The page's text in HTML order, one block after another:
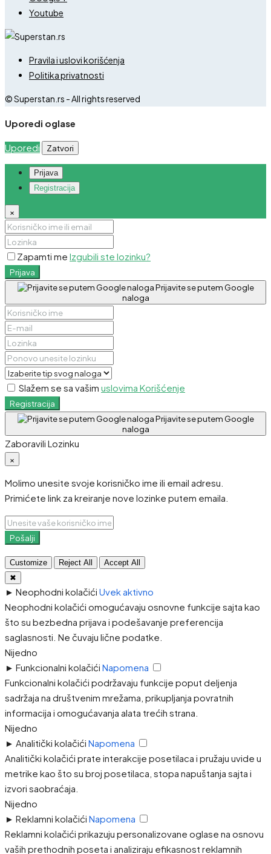
Youtube
Pravila i uslovi korišćenja
Politika privatnosti
© Superstan.rs - All rights reserved
Uporedi oglase
Uporedi Zatvori
Prijava
Registracija
×
Zapamti me Izgubili ste lozinku?
Prijava
Prijavite se putem Google
naloga
Slažem se sa vašim uslovima Korišćenje
Registracija
Prijavite se putem Google
naloga
Zaboravili Lozinku
×
Molimo unesite svoje korisničko ime ili email adresu.
Primićete link za kreiranje nove lozinke putem emaila.
Pošalji
Customize Reject All
Accept All
✖
► Neophodni kolačići Uvek aktivno
Neophodni kolačići omogućavaju osnovne funkcije sajta kao
što su bezbedna prijava i podešavanje preferencija
saglasnosti. Ne čuvaju lične podatke.
Nijedno
► Funkcionalni kolačići Napomena
Funkcionalni kolačići podržavaju funkcije poput deljenja
sadržaja na društvenim mrežama, prikupljanja povratnih
informacija i omogućavanja alata trećih strana.
Nijedno
► Analitički kolačići Napomena
Analitički kolačići prate interakcije posetilaca i pružaju uvide u
metrike kao što su broj posetilaca, stopa napuštanja sajta i
izvori saobraćaja.
Nijedno
► Reklamni kolačići Napomena
Reklamni kolačići prikazuju personalizovane oglase na osnovu
vaših prethodnih poseta i analiziraju efikasnost reklamnih